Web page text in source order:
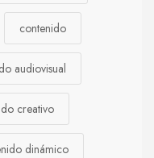
contenido
audiovisual
creativo
dinámico